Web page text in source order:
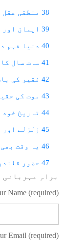
38 منطقی عقل اور فلسفہ
39 ایمان اور یقین
40 دنیا فہم دانشور، دین فہم دانشور
41 سات سال کا بچہ
42 فقیر کی بات
43 موت کی حقیقت
44 تاریخ خود کو دہراتی ہے
45 زلزلے اور آفات کی وجوہات
46 یہ وقت بھی گزر جائے گا
47 حضور قلندر بابا اولیاءؒ نے فرمایا
براہِ مہربانی
Name (required)
Email (required)